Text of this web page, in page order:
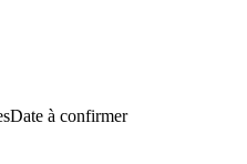
Date à confirmer